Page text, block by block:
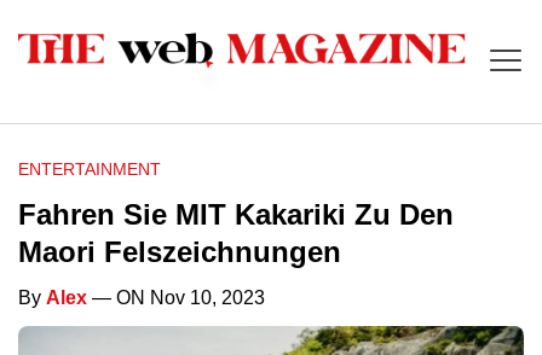
ENTERTAINMENT
Fahren Sie MIT Kakariki Zu Den
Maori Felszeichnungen
By Alex — ON Nov 10, 2023